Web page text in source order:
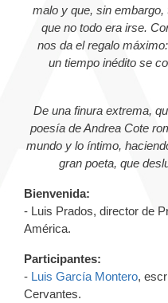
malo y que, sin
que no todo era irse.
nos da el regalo
un tiempo inédito se
De una finura extrema,
poesía de Andrea Cote
mundo y lo íntimo,
gran poeta, que
Bienvenida:
- Luis Prados, director de
América.
Participantes:
- Luis García Montero,
Cervantes.